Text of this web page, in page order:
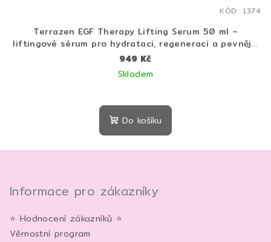
Terrazen EGF Therapy Lifting Serum 50 ml –
liftingové sérum pro hydrataci, regeneraci a pevnější
vzhled pleti
949 Kč
Skladem
Do košíku
KÓD: 1374
Z
Informace pro zákazníky
⭐ Hodnocení zákazníků ⭐
Věrnostní program